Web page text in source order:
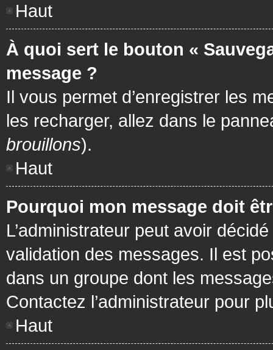
Haut
À quoi sert le bouton «
message ?
Il vous permet d’enregistrer les
les recharger, allez dans le
brouillons).
Haut
Pourquoi mon message doit
L’administrateur peut avoir
validation des messages. Il est
dans un groupe dont les
Contactez l’administrateur pour
Haut